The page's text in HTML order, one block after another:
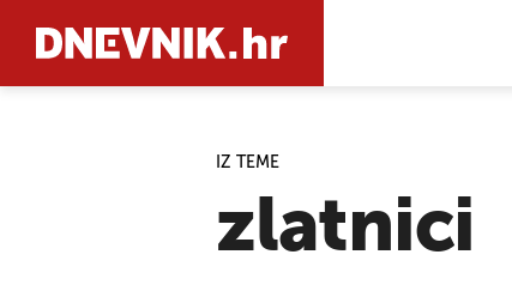
IZ TEME
zlatnici